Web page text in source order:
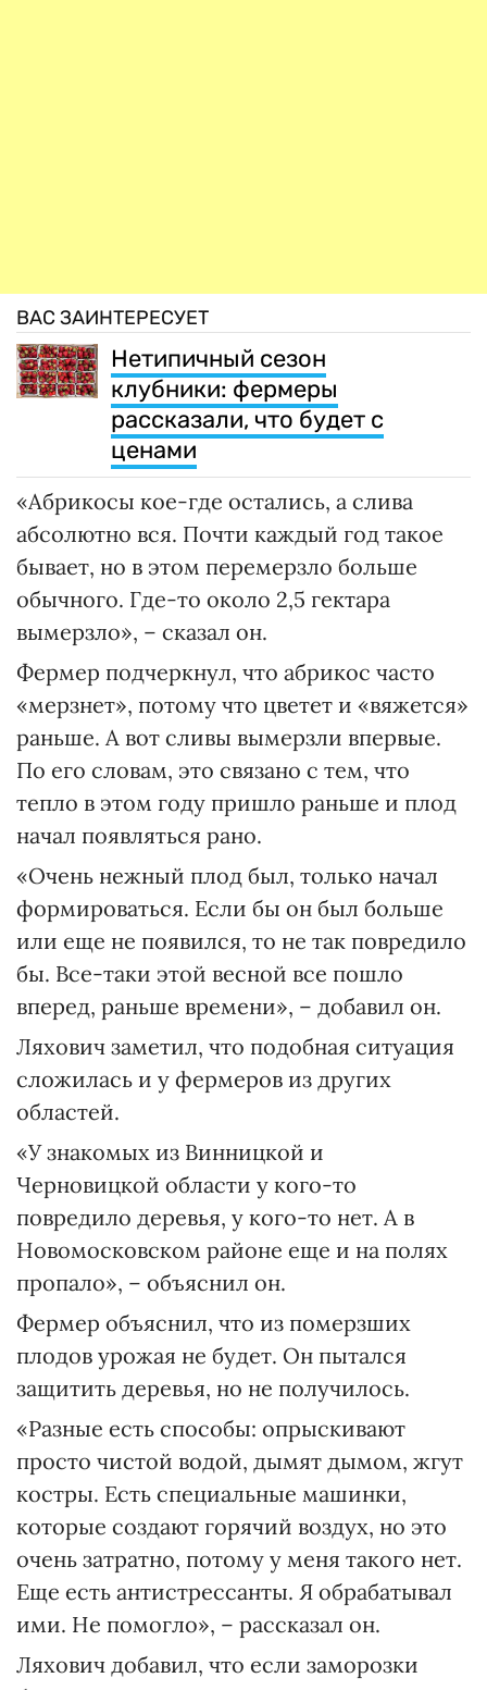
ВАС ЗАИНТЕРЕСУЕТ
Нетипичный сезон
клубники: фермеры
рассказали, что будет с
ценами
«Абрикосы кое-где остались, а слива
абсолютно вся. Почти каждый год такое
бывает, но в этом перемерзло больше
обычного. Где-то около 2,5 гектара
вымерзло», – сказал он.
Фермер подчеркнул, что абрикос часто
«мерзнет», потому что цветет и «вяжется»
раньше. А вот сливы вымерзли впервые.
По его словам, это связано с тем, что
тепло в этом году пришло раньше и плод
начал появляться рано.
«Очень нежный плод был, только начал
формироваться. Если бы он был больше
или еще не появился, то не так повредило
бы. Все-таки этой весной все пошло
вперед, раньше времени», – добавил он.
Ляхович заметил, что подобная ситуация
сложилась и у фермеров из других
областей.
«У знакомых из Винницкой и
Черновицкой области у кого-то
повредило деревья, у кого-то нет. А в
Новомосковском районе еще и на полях
пропало», – объяснил он.
Фермер объяснил, что из померзших
плодов урожая не будет. Он пытался
защитить деревья, но не получилось.
«Разные есть способы: опрыскивают
просто чистой водой, дымят дымом, жгут
костры. Есть специальные машинки,
которые создают горячий воздух, но это
очень затратно, потому у меня такого нет.
Еще есть антистрессанты. Я обрабатывал
ими. Не помогло», – рассказал он.
Ляхович добавил, что если заморозки